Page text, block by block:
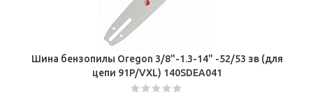
Шина бензопилы Oregon 3/8"-1.3-14" -52/53 зв (для
цепи 91P/VXL) 140SDEA041